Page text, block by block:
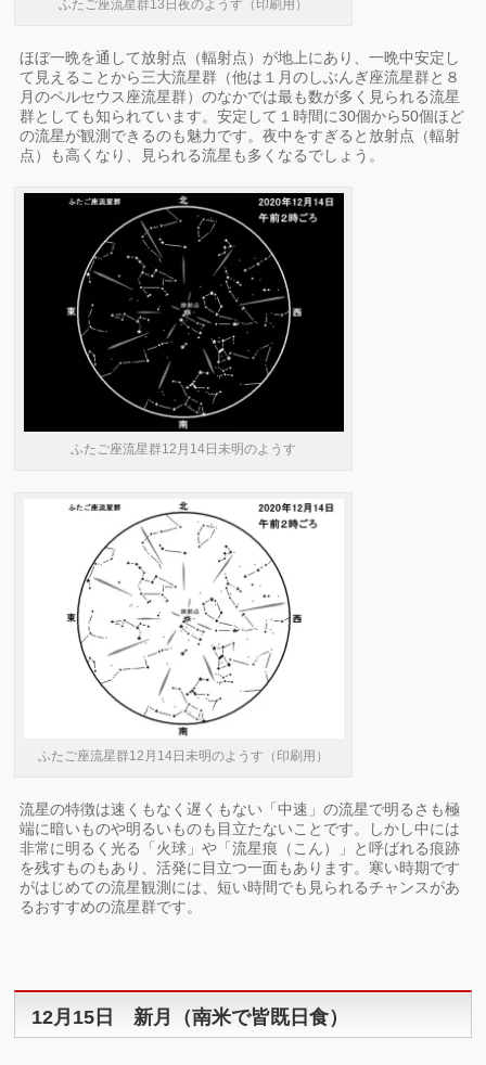
ふたご座流星群13日夜のようす（印刷用）
ほぼ一晩を通して放射点（輻射点）が地上にあり、一晩中安定し
て見えることから三大流星群（他は１月のしぶんぎ座流星群と８
月のペルセウス座流星群）のなかでは最も数が多く見られる流星
群としても知られています。安定して１時間に30個から50個ほど
の流星が観測できるのも魅力です。夜中をすぎると放射点（輻射
点）も高くなり、見られる流星も多くなるでしょう。
ふたご座流星群12月14日未明のようす
ふたご座流星群12月14日未明のようす（印刷用）
流星の特徴は速くもなく遅くもない「中速」の流星で明るさも極
端に暗いものや明るいものも目立たないことです。しかし中には
非常に明るく光る「火球」や「流星痕（こん）」と呼ばれる痕跡
を残すものもあり、活発に目立つ一面もあります。寒い時期です
がはじめての流星観測には、短い時間でも見られるチャンスがあ
るおすすめの流星群です。
12月15日 新月（南米で皆既日食）